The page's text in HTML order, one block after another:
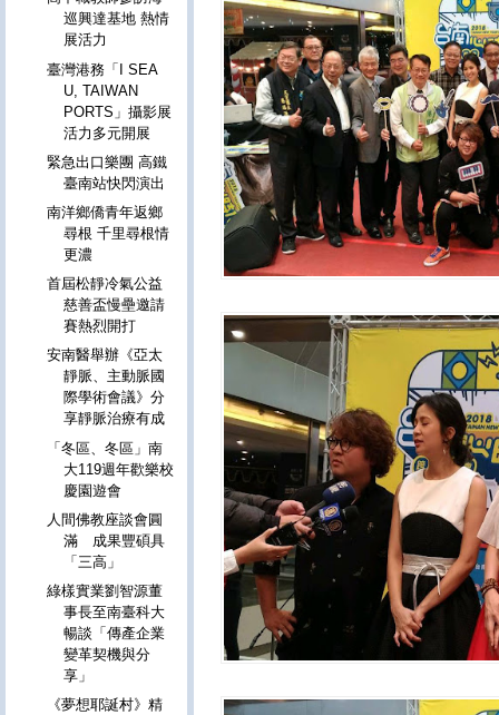
巡興達基地 熱情
展活力
臺灣港務「I SEA
U, TAIWAN
PORTS」攝影展
活力多元開展
緊急出口樂團 高鐵
臺南站快閃演出
南洋鄉僑青年返鄉
尋根 千里尋根情
更濃
首屆松靜冷氣公益
慈善盃慢壘邀請
賽熱烈開打
安南醫舉辦《亞太
靜脈、主動脈國
際學術會議》分
享靜脈治療有成
「冬區、冬區」南
大119週年歡樂校
慶園遊會
人間佛教座談會圓
滿 成果豐碩具
「三高」
綠樣實業劉智源董
事長至南臺科大
暢談「傳產企業
變革契機與分
享」
《夢想耶誕村》精